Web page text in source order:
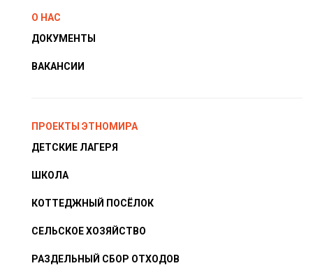
О НАС
ДОКУМЕНТЫ
ВАКАНСИИ
ПРОЕКТЫ ЭТНОМИРА
ДЕТСКИЕ ЛАГЕРЯ
ШКОЛА
КОТТЕДЖНЫЙ ПОСЁЛОК
СЕЛЬСКОЕ ХОЗЯЙСТВО
РАЗДЕЛЬНЫЙ СБОР ОТХОДОВ